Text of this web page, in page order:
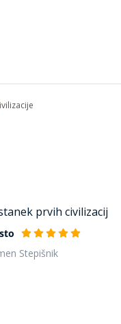
prvih civilizacij
Stepišnik